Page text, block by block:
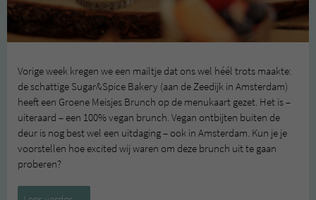
Vorige week kregen we een mailtje dat ons wel héél trots maakte:
de schattige Sugar&Spice Bakery (aan de Zeedijk in Amsterdam)
heeft een Groene Meisjes Brunch op de menukaart gezet. Het is –
uiteraard – een 100% vegan brunch. Vegan ontbijten buiten de
deur is nog best wel een uitdaging – ook in Amsterdam. Kun je je
voorstellen hoe excited wij waren om deze brunch uit te gaan
proberen?